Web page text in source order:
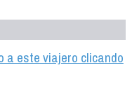
a este viajero clicando